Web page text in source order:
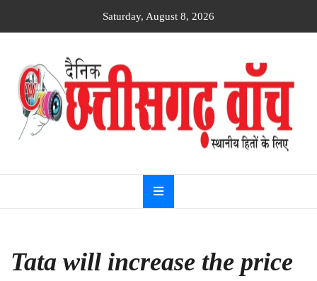
Saturday, August 8, 2026
Dainik
Chhattisgarh
watch
Tata will increase the price